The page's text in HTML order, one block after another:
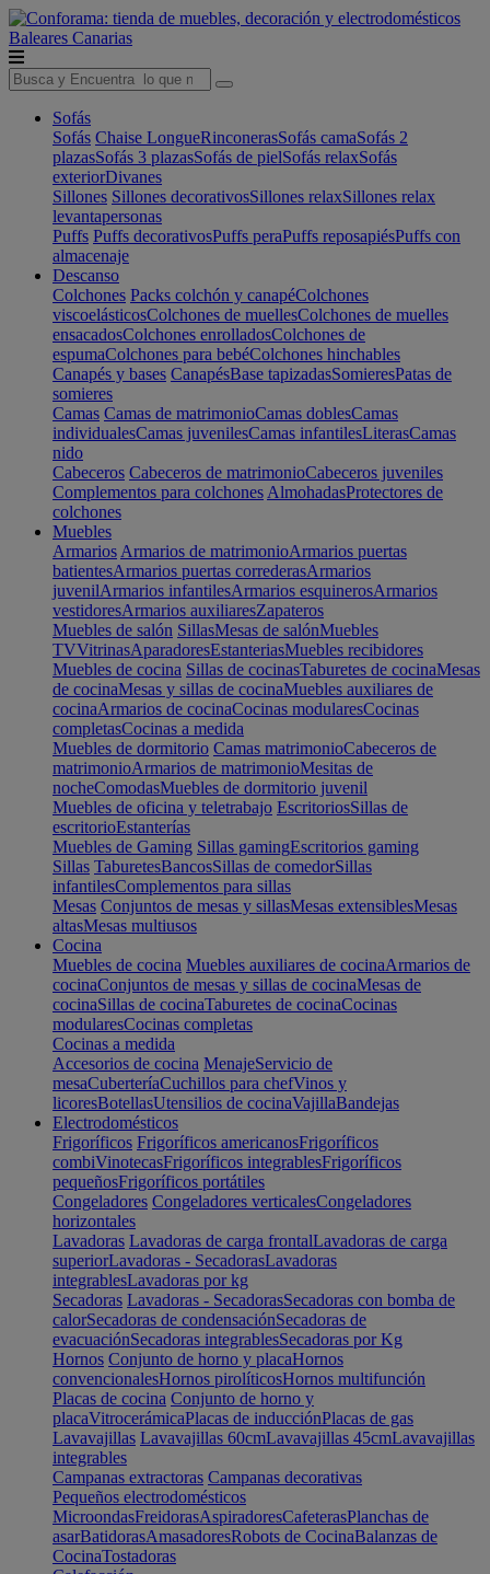
Baleares Canarias
Sofás
Sofás Chaise LongueRinconerasSofás camaSofás 2
plazasSofás 3 plazasSofás de pielSofás relaxSofás
exteriorDivanes
Sillones Sillones decorativosSillones relaxSillones relax
levantapersonas
Puffs Puffs decorativosPuffs peraPuffs reposapiésPuffs con
almacenaje
Descanso
Colchones Packs colchón y canapéColchones
viscoelásticosColchones de muellesColchones de muelles
ensacadosColchones enrolladosColchones de
espumaColchones para bebéColchones hinchables
Canapés y bases CanapésBase tapizadasSomieresPatas de
somieres
Camas Camas de matrimonioCamas doblesCamas
individualesCamas juvenilesCamas infantilesLiterasCamas
nido
Cabeceros Cabeceros de matrimonioCabeceros juveniles
Complementos para colchones AlmohadasProtectores de
colchones
Muebles
Armarios Armarios de matrimonioArmarios puertas
batientesArmarios puertas correderasArmarios
juvenilArmarios infantilesArmarios esquinerosArmarios
vestidoresArmarios auxiliaresZapateros
Muebles de salón SillasMesas de salónMuebles
TVVitrinasAparadoresEstanteriasMuebles recibidores
Muebles de cocina Sillas de cocinasTaburetes de cocinaMesas
de cocinaMesas y sillas de cocinaMuebles auxiliares de
cocinaArmarios de cocinaCocinas modularesCocinas
completasCocinas a medida
Muebles de dormitorio Camas matrimonioCabeceros de
matrimonioArmarios de matrimonioMesitas de
nocheComodasMuebles de dormitorio juvenil
Muebles de oficina y teletrabajo EscritoriosSillas de
escritorioEstanterías
Muebles de Gaming Sillas gamingEscritorios gaming
Sillas TaburetesBancosSillas de comedorSillas
infantilesComplementos para sillas
Mesas Conjuntos de mesas y sillasMesas extensiblesMesas
altasMesas multiusos
Cocina
Muebles de cocina Muebles auxiliares de cocinaArmarios de
cocinaConjuntos de mesas y sillas de cocinaMesas de
cocinaSillas de cocinaTaburetes de cocinaCocinas
modularesCocinas completas
Cocinas a medida
Accesorios de cocina MenajeServicio de
mesaCuberteríaCuchillos para chefVinos y
licoresBotellasUtensilios de cocinaVajillaBandejas
Electrodomésticos
Frigoríficos Frigoríficos americanosFrigoríficos
combiVinotecasFrigoríficos integrablesFrigoríficos
pequeñosFrigoríficos portátiles
Congeladores Congeladores verticalesCongeladores
horizontales
Lavadoras Lavadoras de carga frontalLavadoras de carga
superiorLavadoras - SecadorasLavadoras
integrablesLavadoras por kg
Secadoras Lavadoras - SecadorasSecadoras con bomba de
calorSecadoras de condensaciónSecadoras de
evacuaciónSecadoras integrablesSecadoras por Kg
Hornos Conjunto de horno y placaHornos
convencionalesHornos pirolíticosHornos multifunción
Placas de cocina Conjunto de horno y
placaVitrocerámicaPlacas de inducciónPlacas de gas
Lavavajillas Lavavajillas 60cmLavavajillas 45cmLavavajillas
integrables
Campanas extractoras Campanas decorativas
Pequeños electrodomésticos
MicroondasFreidorasAspiradoresCafeterasPlanchas de
asarBatidorasAmasadoresRobots de CocinaBalanzas de
CocinaTostadoras